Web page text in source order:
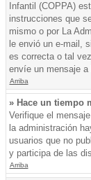
Infantil (COPPA)
instrucciones que
mismo o por La
le envió un e-mail,
es correcta o tal
envíe un mensaje a
Arriba
» Hace un tiempo
Verifique el
la administración
usuarios que no
y participa de las
Arriba